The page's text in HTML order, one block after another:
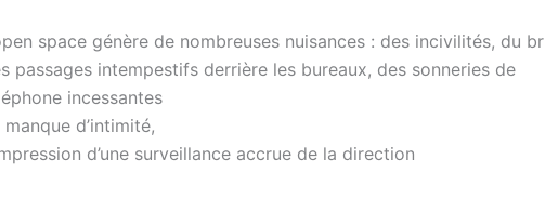
space génère de nombreuses nuisances : des incivilités, du
passages intempestifs derrière les bureaux, des sonneries de
incessantes
manque d’intimité,
d’une surveillance accrue de la direction